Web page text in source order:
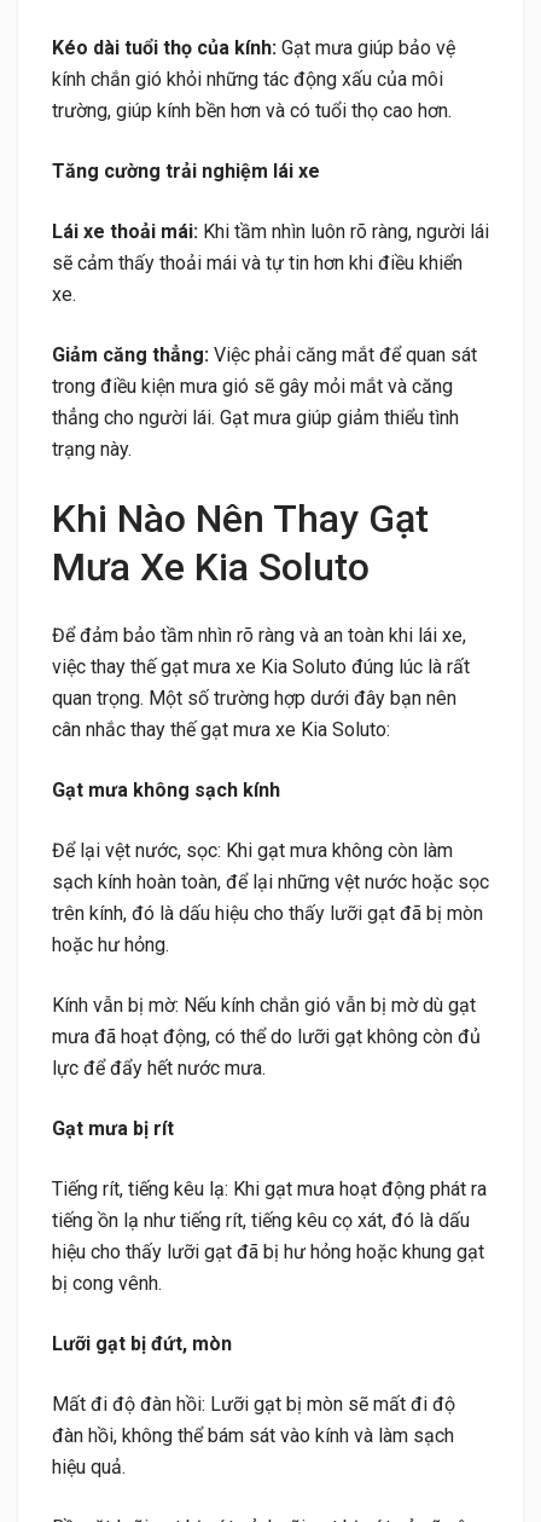
Kéo dài tuổi thọ của kính: Gạt mưa giúp bảo vệ
kính chắn gió khỏi những tác động xấu của môi
trường, giúp kính bền hơn và có tuổi thọ cao hơn.
Tăng cường trải nghiệm lái xe
Lái xe thoải mái: Khi tầm nhìn luôn rõ ràng, người lái
sẽ cảm thấy thoải mái và tự tin hơn khi điều khiển
xe.
Giảm căng thẳng: Việc phải căng mắt để quan sát
trong điều kiện mưa gió sẽ gây mỏi mắt và căng
thẳng cho người lái. Gạt mưa giúp giảm thiểu tình
trạng này.
Khi Nào Nên Thay Gạt
Mưa Xe Kia Soluto
Để đảm bảo tầm nhìn rõ ràng và an toàn khi lái xe,
việc thay thế gạt mưa xe Kia Soluto đúng lúc là rất
quan trọng. Một số trường hợp dưới đây bạn nên
cân nhắc thay thế gạt mưa xe Kia Soluto:
Gạt mưa không sạch kính
Để lại vệt nước, sọc: Khi gạt mưa không còn làm
sạch kính hoàn toàn, để lại những vệt nước hoặc sọc
trên kính, đó là dấu hiệu cho thấy lưỡi gạt đã bị mòn
hoặc hư hỏng.
Kính vẫn bị mờ: Nếu kính chắn gió vẫn bị mờ dù gạt
mưa đã hoạt động, có thể do lưỡi gạt không còn đủ
lực để đẩy hết nước mưa.
Gạt mưa bị rít
Tiếng rít, tiếng kêu lạ: Khi gạt mưa hoạt động phát ra
tiếng ồn lạ như tiếng rít, tiếng kêu cọ xát, đó là dấu
hiệu cho thấy lưỡi gạt đã bị hư hỏng hoặc khung gạt
bị cong vênh.
Lưỡi gạt bị đứt, mòn
Mất đi độ đàn hồi: Lưỡi gạt bị mòn sẽ mất đi độ
đàn hồi, không thể bám sát vào kính và làm sạch
hiệu quả.